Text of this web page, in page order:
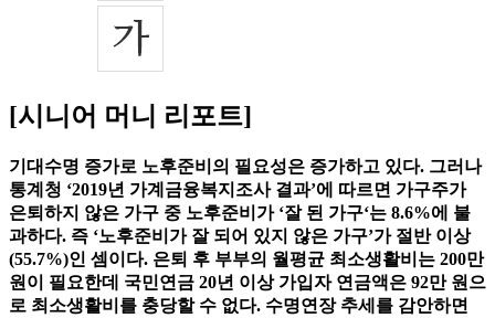
[시니어 머니 리포트]
기대수명 증가로 노후준비의 필요성은 증가하고 있다. 그러나
통계청 ‘2019년 가계금융복지조사 결과’에 따르면 가구주가
은퇴하지 않은 가구 중 노후준비가 ‘잘 된 가구‘는 8.6%에 불
과하다. 즉 ‘노후준비가 잘 되어 있지 않은 가구’가 절반 이상
(55.7%)인 셈이다. 은퇴 후 부부의 월평균 최소생활비는 200만
원이 필요한데 국민연금 20년 이상 가입자 연금액은 92만 원으
로 최소생활비를 충당할 수 없다. 수명연장 추세를 감안하면